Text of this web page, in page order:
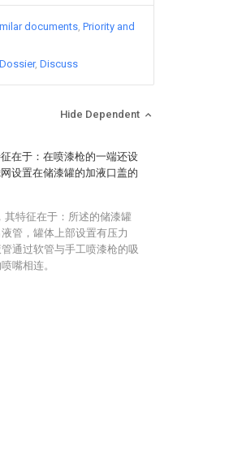
documents Priority and
Discuss
Hide Dependent
在于：在喷漆枪的一端还设
设置在储漆罐的加液口盖的
特征在于：所述的储漆罐
管，罐体上部设置有压力
通过软管与手工喷漆枪的吸
嘴相连。